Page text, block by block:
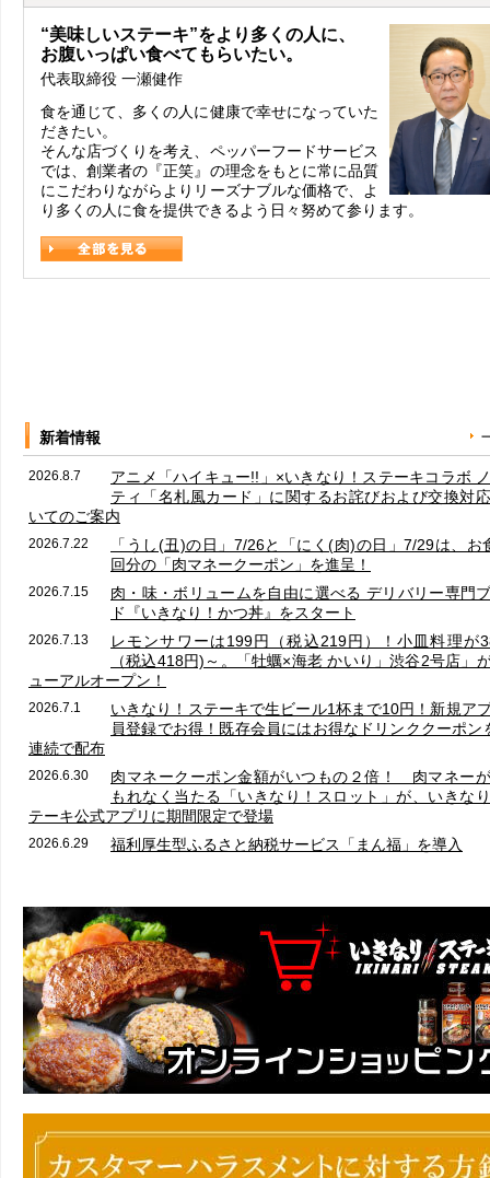
“美味しいステーキ”をより多くの人に、
お腹いっぱい食べてもらいたい。
代表取締役 一瀬健作
食を通じて、多くの人に健康で幸せになっていた
だきたい。
そんな店づくりを考え、ペッパーフードサービス
では、創業者の『正笑』の理念をもとに常に品質
にこだわりながらよりリーズナブルな価格で、よ
り多くの人に食を提供できるよう日々努めて参ります。
新着情報
2026.8.7
アニメ「ハイキュー!!」×いきなり！ステーキコラボ
ティ「名札風カード」に関するお詫びおよび交換対
いてのご案内
2026.7.22
「うし(丑)の日」7/26と「にく(肉)の日」7/29は、お
回分の「肉マネークーポン」を進呈！
2026.7.15
肉・味・ボリュームを自由に選べる デリバリー専門
ド『いきなり！かつ丼』をスタート
2026.7.13
レモンサワーは199円（税込219円）！小皿料理が
（税込418円)～。「牡蠣×海老 かいり」渋谷2号店」
ューアルオープン！
2026.7.1
いきなり！ステーキで生ビール1杯まで10円！新規ア
員登録でお得！既存会員にはお得なドリンククーポン
連続で配布
2026.6.30
肉マネークーポン金額がいつもの２倍！ 肉マネー
もれなく当たる「いきなり！スロット」が、いきな
テーキ公式アプリに期間限定で登場
2026.6.29 福利厚生型ふるさと納税サービス「まん福」を導入